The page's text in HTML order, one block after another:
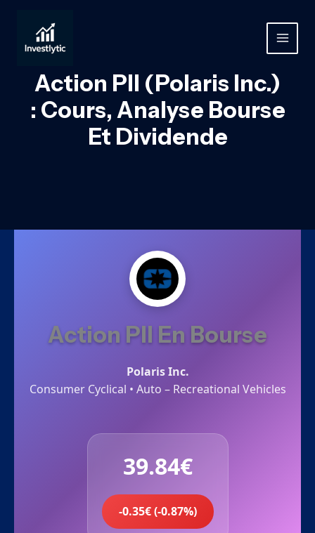
contenu
MAIN
Action PII (Polaris Inc.)
: Cours, Analyse Bourse
Et Dividende
Action PII En Bourse
Polaris Inc.
Consumer Cyclical • Auto – Recreational Vehicles
39.84€
-0.35€ (-0.87%)